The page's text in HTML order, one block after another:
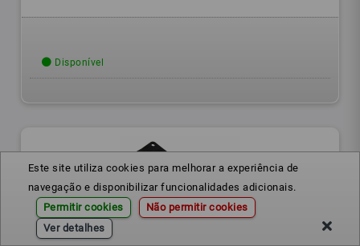
Este site utiliza cookies para melhorar a experiência de
navegação e disponibilizar funcionalidades adicionais.
Permitir cookies
Não permitir cookies
Ver detalhes
Disponível